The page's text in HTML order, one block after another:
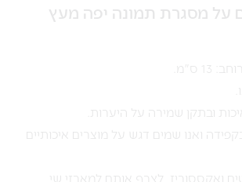
על מסגרת תמונה יפה מעץ
ובתקן שמירה על היערות.
ואנו שמים דגש על מוצרים איכותיים
ואקססוריז, לצרף אותם למארזי שי